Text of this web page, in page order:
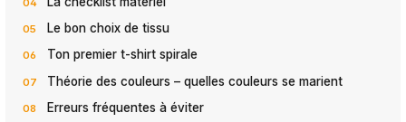
Le bon choix de tissu
Ton premier t-shirt spirale
Théorie des couleurs – quelles couleurs se marient
Erreurs fréquentes à éviter